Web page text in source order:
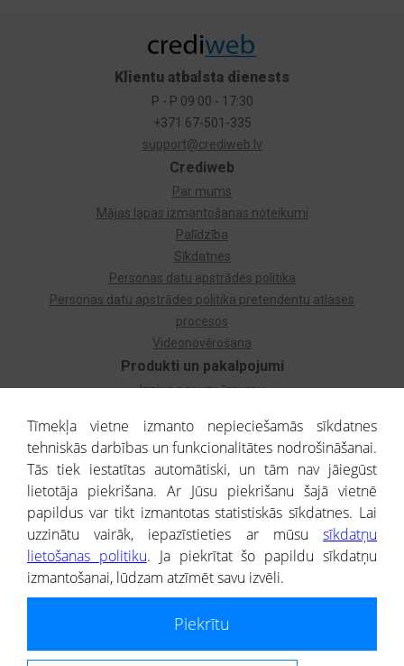
Produkti un pakalpojumi
Izziņa par uzņēmumu
Dzimtas koks
Uzņēmumu atlase
Monitorings
Kredītizziņa par ārvalstu uzņēmumiem
Crediweb
Par mums
Mājas lapas izmantošanas noteikumi
Palīdzība
Sīkdatnes
Personas datu apstrādes politika
Personas datu apstrādes politika pretendentu atlases
procesos
Videonovērošana
Klientu atbalsta dienests
P - P 09:00 - 17:30
+371 67-501-335
support@crediweb.lv
® CREDITREFORM Latvija
SIA
Portāla ietvaros saņemtajai informācijai ir uzziņas raksturs, un tai nav
Tīmekļa vietne izmanto nepieciešamās sīkdatnes
tehniskās darbības un funkcionalitātes nodrošināšanai.
Tās tiek iestatītas automātiski, un tām nav jāiegūst
lietotāja piekrišana. Ar Jūsu piekrišanu šajā vietnē
papildus var tikt izmantotas statistiskās sīkdatnes. Lai
uzzinātu vairāk, iepazīstieties ar mūsu sīkdatņu
lietošanas politiku. Ja piekrītat šo papildu sīkdatņu
izmantošanai, lūdzam atzīmēt savu izvēli.
Piekrītu